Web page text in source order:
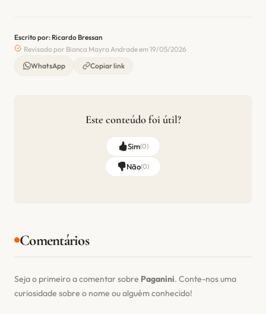
Escrito por: Ricardo Bressan
Revisado por Bianca Mayra Andrade em 19/05/2026
WhatsApp
Copiar link
Este conteúdo foi útil?
Sim(0)
Não(0)
Comentários
Seja o primeiro a comentar sobre Paganini. Conte-nos uma
curiosidade sobre o nome ou alguém conhecido!